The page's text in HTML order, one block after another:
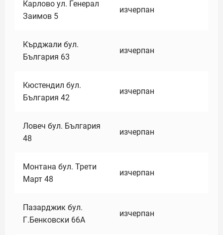
Карлово ул. Генерал
Заимов 5
изчерпан
Кърджали бул.
България 63
изчерпан
Кюстендил бул.
България 42
изчерпан
Ловеч бул. България
48
изчерпан
Монтана бул. Трети
Март 48
изчерпан
Пазарджик бул.
Г.Бенковски 66А
изчерпан